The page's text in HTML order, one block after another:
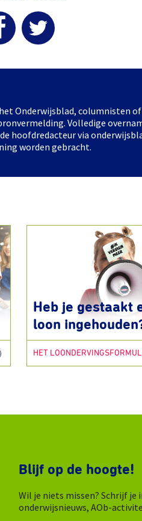
Onderwijsblad, columnisten
Volledige
hoofdredacteur via
worden gebracht.
Heb je gestaakt
loon
HET
Blijf op de hoogte!
Wil je niets missen? Schrijf je
onderwijsnieuws, AOb-